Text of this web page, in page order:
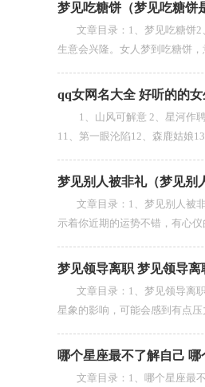
梦见吃糖饼（梦见吃糖饼
文章目录：1、梦见吃糖饼2
生意会兴隆。女人梦到吃糖饼
qq女网名大全 好听的的女
1、山风可解意 2、星河作聘
11、第一眼沦陷12、森鹿姑娘
梦见别人被非礼（梦见别
文章目录：1、梦见别人被非
示着你近期的运势不错，有心
梦见领导离职 梦见领导
文章目录：1、梦见领导离职
星象的影响，可能会感到有点
哪个星座最不了解自己
文章目录：1、哪个星座最不